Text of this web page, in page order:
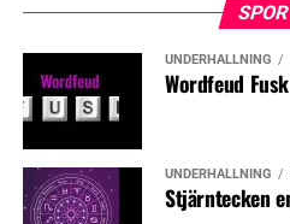
UNDERHÅLLNING
Wordfeud
UNDERHÅLLNING
Stjärntecken